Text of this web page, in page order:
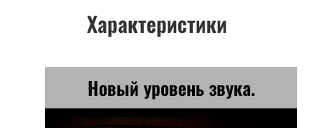
Характеристики
Новый уровень звука.